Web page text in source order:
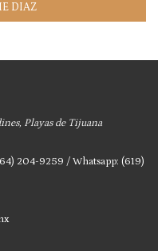
DIAZ
Playas de Tijuana
204-9259 / Whatsapp: (619)